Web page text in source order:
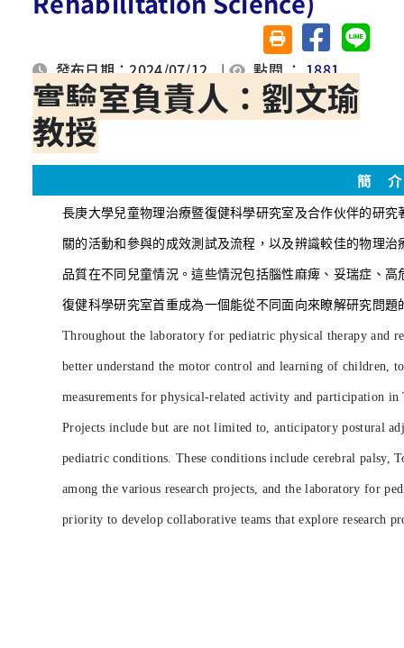
友善列印(另開視窗)
分享至臉書分享
發布日期：2024/07/12 | 點閱 ：1881
實驗室負責人：劉文瑜
教授
簡
長庚大學兒童物理治療暨復健科學研究室及合作伙伴的研
關的活動和參與的成效測試及流程，以及辨識較佳的物理
品質在不同兒童情況。這些情況包括腦性麻痺、妥瑞症、
復健科學研究室首重成為一個能從不同面向來瞭解研究問題
Throughout the laboratory for pediatric physical therapy and
better understand the motor control and learning of children,
measurements for physical-related activity and participation
Projects include but are not limited to, anticipatory postural
pediatric conditions. These conditions include cerebral palsy,
among the various research projects, and the laboratory for
priority to develop collaborative teams that explore research